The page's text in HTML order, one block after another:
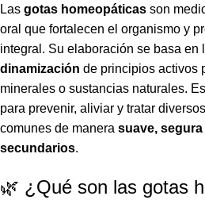
Las gotas homeopáticas son
oral que fortalecen el organismo y
integral. Su elaboración se basa en
dinamización de principios activos
minerales o sustancias naturales.
para prevenir, aliviar y tratar
comunes de manera suave,
secundarios.
🌿 ¿Qué son las gotas